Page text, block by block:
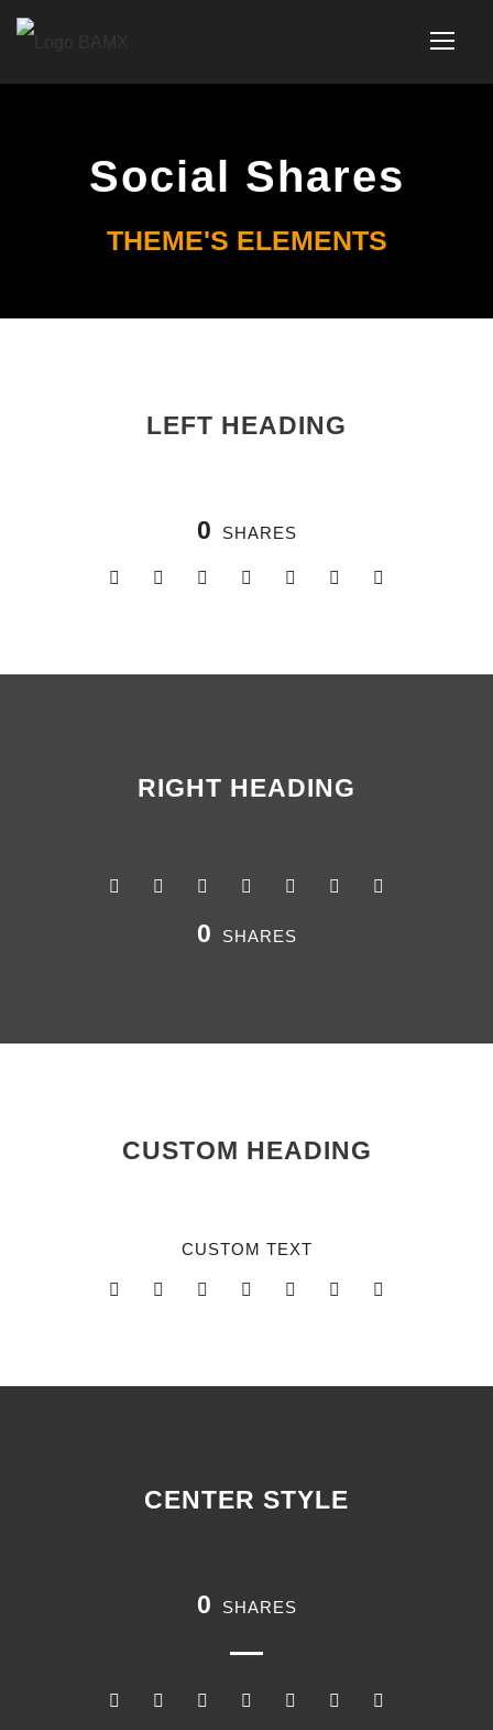
Social Shares
THEME'S ELEMENTS
LEFT HEADING
0 SHARES
RIGHT HEADING
0 SHARES
CUSTOM HEADING
CUSTOM TEXT
CENTER STYLE
0 SHARES